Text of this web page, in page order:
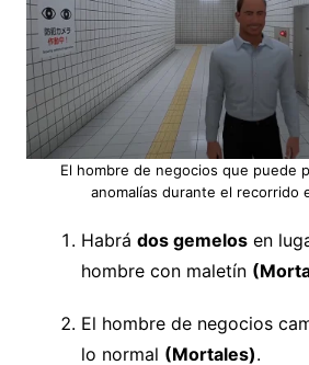
El hombre de negocios que puede
anomalías durante el recorrido
Habrá dos gemelosen
hombre con maletín
El hombre de negocios
lo normal (Mortales).